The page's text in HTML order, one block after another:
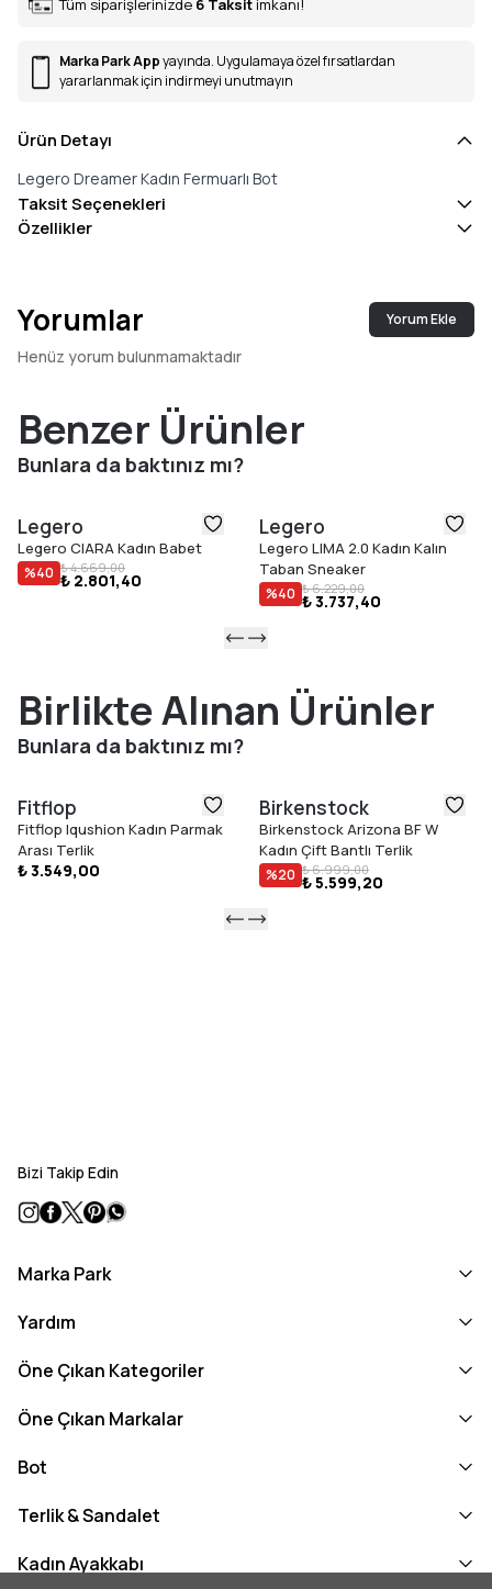
Tüm siparişlerinizde 6 Taksit imkanı!
Marka Park Appyayında. Uygulamaya özel fırsatlardan
yararlanmak için indirmeyi unutmayın
Ürün Detayı
Legero Dreamer Kadın Fermuarlı Bot
Taksit Seçenekleri
Özellikler
Yorumlar Yorum Ekle
Henüz yorum bulunmamaktadır
Benzer Ürünler
Bunlara da baktınız mı?
Legero
Legero CIARA Kadın Babet
%40 ₺ 4.669,00
₺ 2.801,40
Legero
Legero LIMA 2.0 Kadın Kalın
Taban Sneaker
%40 ₺ 6.229,00
₺ 3.737,40
Birlikte Alınan Ürünler
Bunlara da baktınız mı?
Fitflop
Fitflop Iqushion Kadın Parmak
Arası Terlik
₺ 3.549,00
Birkenstock
Birkenstock Arizona BF W
Kadın Çift Bantlı Terlik
%20 ₺ 6.999,00
₺ 5.599,20
Bizi Takip Edin
Marka Park
Yardım
Öne Çıkan Kategoriler
Öne Çıkan Markalar
Bot
Terlik & Sandalet
Kadın Ayakkabı